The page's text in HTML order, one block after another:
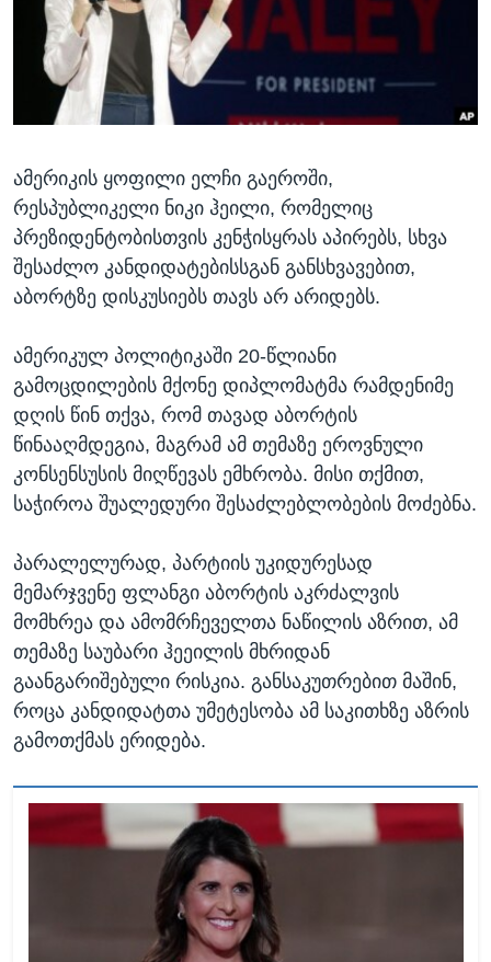
ᲡᲢᲣᲓᲘᲐ ᲕᲐᲨᲘᲜᲒᲢᲝᲜᲘ
ᲔᲙᲝᲜᲝᲛᲘᲙᲐ
ᲯᲐᲜᲛᲠᲗᲔᲚᲝᲑᲐ
ᲛᲔᲪᲜᲘᲔᲠᲔᲑᲐ
ᲙᲣᲚᲢᲣᲠᲐ
ᲒᲐᲚᲘᲚᲔᲝ
ᲓᲔᲖᲘᲜᲤᲝᲠᲛᲐᲪᲘᲐ
Learning English
ᲗᲕᲐᲚᲘ ᲒᲕᲐᲓᲔᲕᲜᲔᲗ
ენები
ამერიკის ყოფილი ელჩი გაეროში,
რესპუბლიკელი ნიკი ჰეილი, რომელიც
პრეზიდენტობისთვის კენჭისყრას აპირებს, სხვა
შესაძლო კანდიდატებისსგან განსხვავებით,
აბორტზე დისკუსიებს თავს არ არიდებს.
ამერიკულ პოლიტიკაში 20-წლიანი
გამოცდილების მქონე დიპლომატმა რამდენიმე
დღის წინ თქვა, რომ თავად აბორტის
წინააღმდეგია, მაგრამ ამ თემაზე ეროვნული
კონსენსუსის მიღწევას ემხრობა. მისი თქმით,
საჭიროა შუალედური შესაძლებლობების მოძებნა.
პარალელურად, პარტიის უკიდურესად
მემარჯვენე ფლანგი აბორტის აკრძალვის
მომხრეა და ამომრჩეველთა ნაწილის აზრით, ამ
თემაზე საუბარი ჰეეილის მხრიდან
გაანგარიშებული რისკია. განსაკუთრებით მაშინ,
როცა კანდიდატთა უმეტესობა ამ საკითხზე აზრის
გამოთქმას ერიდება.